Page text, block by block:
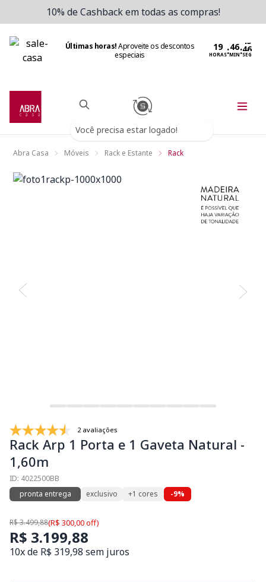
10% de Cashback em todas as compras!
Últimas horas!Aproveite os descontos
especiais
HORAS:MIN:SEG
Você precisa estar logado!
Abra Casa Móveis Rack e Estante Rack
2 avaliações
Rack Arp 1 Porta e 1 Gaveta Natural -
1,60m
ID: 4022500BB
pronta entrega
exclusivo +1 cores -9%
R$ 3.499,88(R$ 300,00 off)
R$ 3.199,88
10x de R$ 319,98 sem juros